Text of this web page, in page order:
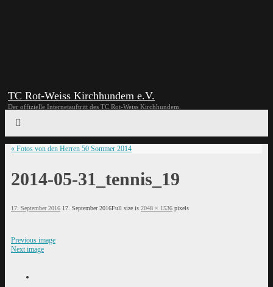
TC Rot-Weiss Kirchhundem e.V.
Der offizielle Internetauftritt des TC Rot-Weiss Kirchhundem.
« Fotos von den Herren 50 Sommer 2014
2014-05-31_tennis_19
17. September 2016 17. September 2016Full size is 2048 × 1536 pixels
Previous image
Next image